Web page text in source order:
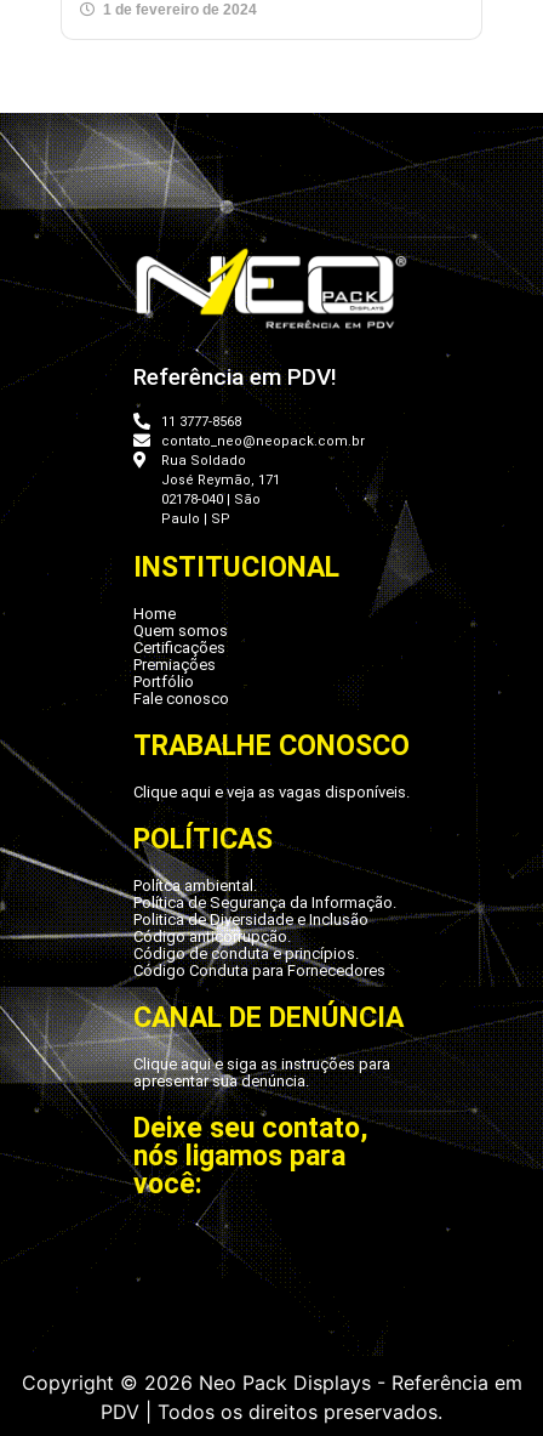
1 de fevereiro de 2024
Referência em PDV!
11 3777-8568
contato_neo@neopack.com.br
Rua Soldado
José Reymão, 171
02178-040 | São
Paulo | SP
INSTITUCIONAL
Home
Quem somos
Certificações
Premiações
Portfólio
Fale conosco
TRABALHE CONOSCO
Clique aqui e veja as vagas disponíveis.
POLÍTICAS
Polítca ambiental.
Política de Segurança da Informação.
Politica de Diversidade e Inclusão
Código anticorrupção.
Código de conduta e princípios.
Código Conduta para Fornecedores
CANAL DE DENÚNCIA
Clique aqui e siga as instruções para
apresentar sua denúncia.
Deixe seu contato,
nós ligamos para
você:
Copyright © 2026 Neo Pack Displays - Referência em
PDV | Todos os direitos preservados.